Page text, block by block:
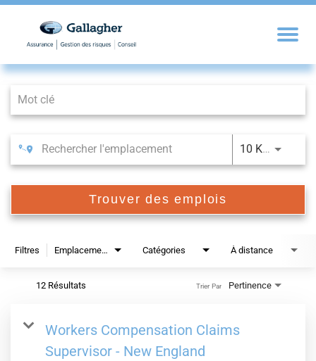
Job Search Page
10 KM
Trouver des emplois
Filtres Emplacements Catégories À distance
12 Résultats Pertinence
Trier Par
Workers Compensation Claims
Supervisor - New England